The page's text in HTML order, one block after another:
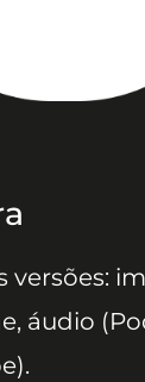
versões:
áudio